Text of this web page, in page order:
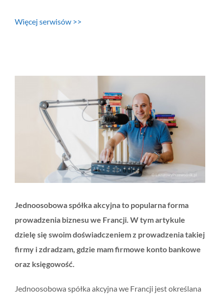
obrazek
Jednoosobowa spółka akcyjna to popularna forma
prowadzenia biznesu we Francji. W tym artykule
dzielę się swoim doświadczeniem z prowadzenia takiej
firmy i zdradzam, gdzie mam firmowe konto bankowe
oraz księgowość.
Jednoosobowa spółka akcyjna we Francji jest określana
Więcej serwisów >>